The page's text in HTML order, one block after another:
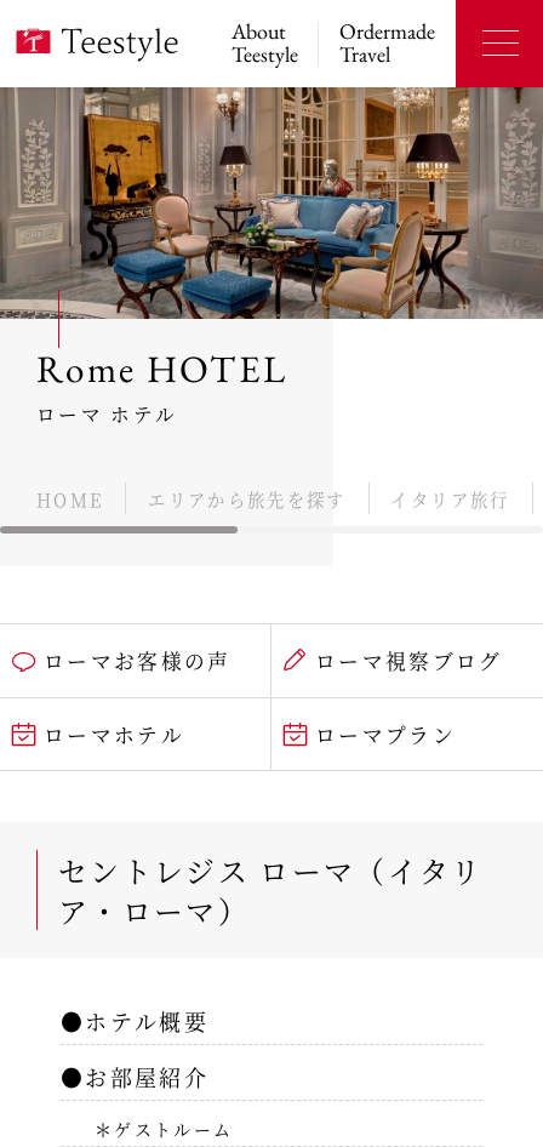
About
Teestyle
Ordermade
Travel
Rome HOTEL
ローマ ホテル
HOME エリアから旅先を探す イタリア旅行
ローマお客様の声 ローマ視察ブログ
ローマホテル ローマプラン
セントレジス ローマ（イタリ
ア・ローマ）
●ホテル概要
●お部屋紹介
＊ゲストルーム